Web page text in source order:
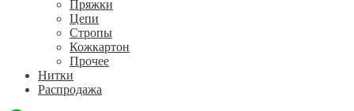
Пряжки
Цепи
Стропы
Кожкартон
Прочее
Нитки
Распродажа